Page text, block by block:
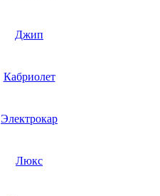
Джип
Кабриолет
Электрокар
Люкс